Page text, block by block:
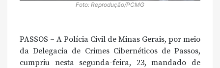
Foto: Reprodução/PCMG
PASSOS – A Polícia Civil de Minas Gerais, por meio
da Delegacia de Crimes Cibernéticos de Passos,
cumpriu nesta segunda-feira, 23, mandado de